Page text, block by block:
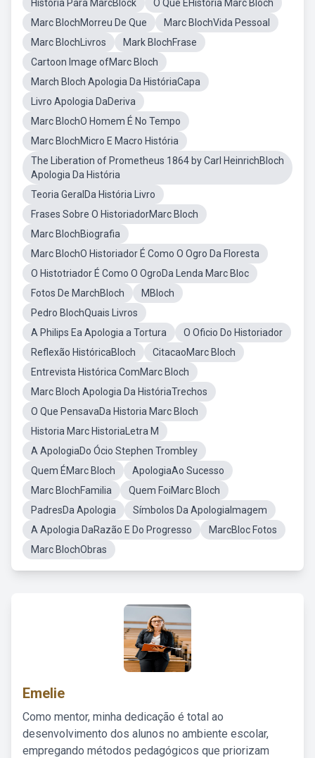
História Para MarcBlock
O Que ÉHistória Marc Bloch
Marc BlochMorreu De Que
Marc BlochVida Pessoal
Marc BlochLivros
Mark BlochFrase
Cartoon Image ofMarc Bloch
March Bloch Apologia Da HistóriaCapa
Livro Apologia DaDeriva
Marc BlochO Homem É No Tempo
Marc BlochMicro E Macro História
The Liberation of Prometheus 1864 by Carl HeinrichBloch
Apologia Da História
Teoria GeralDa História Livro
Frases Sobre O HistoriadorMarc Bloch
Marc BlochBiografia
Marc BlochO Historiador É Como O Ogro Da Floresta
O Histotriador É Como O OgroDa Lenda Marc Bloc
Fotos De MarchBloch
MBloch
Pedro BlochQuais Livros
A Philips Ea Apologia a Tortura
O Oficio Do Historiador
Reflexão HistóricaBloch
CitacaoMarc Bloch
Entrevista Histórica ComMarc Bloch
Marc Bloch Apologia Da HistóriaTrechos
O Que PensavaDa Historia Marc Bloch
Historia Marc HistoriaLetra M
A ApologiaDo Ócio Stephen Trombley
Quem ÉMarc Bloch
ApologiaAo Sucesso
Marc BlochFamilia
Quem FoiMarc Bloch
PadresDa Apologia
Símbolos Da ApologiaImagem
A Apologia DaRazão E Do Progresso
MarcBloc Fotos
Marc BlochObras
Emelie
Como mentor, minha dedicação é total ao
desenvolvimento dos alunos no ambiente escolar,
empregando métodos pedagógicos que priorizam